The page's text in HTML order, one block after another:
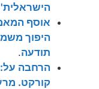
הישראלית'
אוסף
היפוך
תודעה.
הרחבה על:
קורקט.